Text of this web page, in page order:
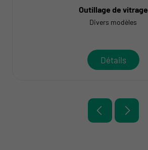
Outillage de vitrage
Divers modèles
Détails